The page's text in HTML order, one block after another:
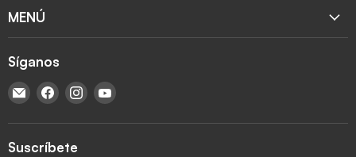
MENÚ
Síganos
Encuéntrenos en Correo electrónico
Encuéntrenos en Facebook
Encuéntrenos en Instagram
Suscríbete